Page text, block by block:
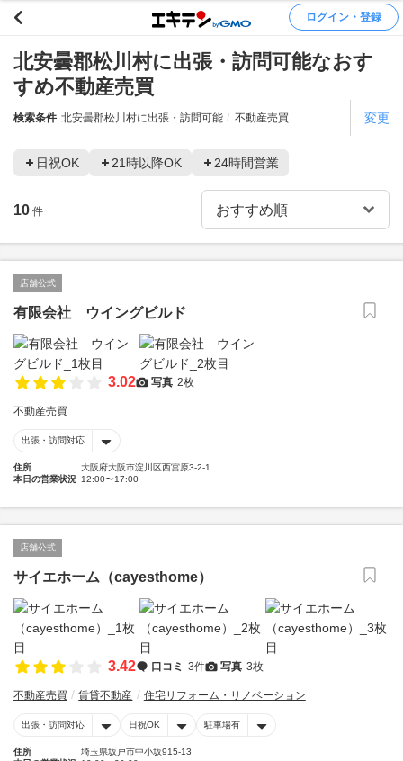
ログイン・登録
北安曇郡松川村に出張・訪問可能なおす
すめ不動産売買
検索条件 北安曇郡松川村に出張・訪問可能 不動産売買 変更
日祝OK 21時以降OK 24時間営業
10 件
店舗公式
有限会社 ウイングビルド
3.02 写真 2枚
不動産売買
出張・訪問対応
住所
大阪府大阪市淀川区西宮原3-2-1
本日の営業状況 12:00〜17:00
店舗公式
サイエホーム（cayesthome）
3.42 口コミ 3件 写真 3枚
不動産売買 賃貸不動産 住宅リフォーム・リノベーション
出張・訪問対応 日祝OK 駐車場有
住所
埼玉県坂戸市中小坂915-13